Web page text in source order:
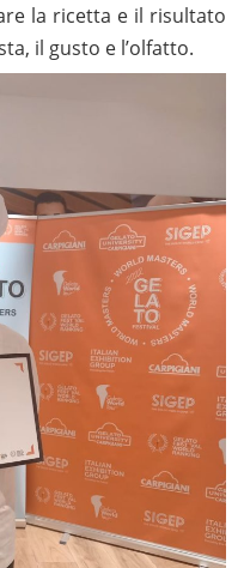
la ricetta e il risultato
il gusto e l’olfatto.